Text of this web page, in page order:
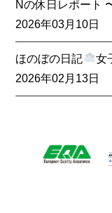
Nの休日レポート
2026年03月10日
ほのぼの日記
女
2026年02月13日